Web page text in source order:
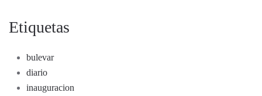
Etiquetas
bulevar
diario
inauguracion